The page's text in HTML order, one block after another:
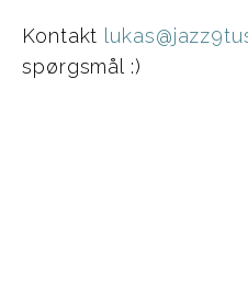
Kontakt
spørgsmål :)